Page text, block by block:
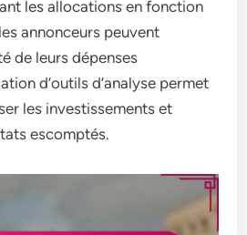
les allocations en fonction
annonceurs peuvent
de leurs dépenses
d’outils d’analyse permet
les investissements et
escomptés.